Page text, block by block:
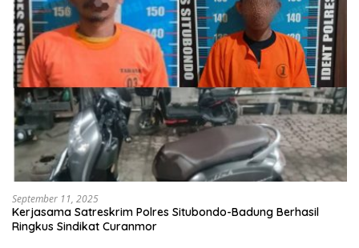
September 11, 2025
Kerjasama Satreskrim Polres Situbondo-Badung Berhasil
Ringkus Sindikat Curanmor